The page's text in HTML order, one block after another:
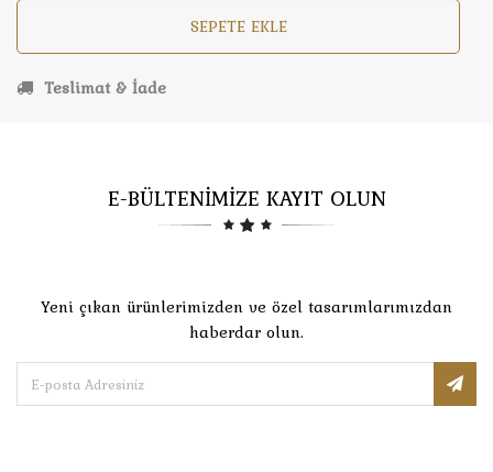
SEPETE EKLE
Teslimat & İade
E-BÜLTENİMİZE KAYIT OLUN
Yeni çıkan ürünlerimizden ve özel tasarımlarımızdan
haberdar olun.